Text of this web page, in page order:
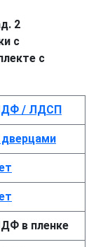
2
с
с
/ ЛДСП
в пленке